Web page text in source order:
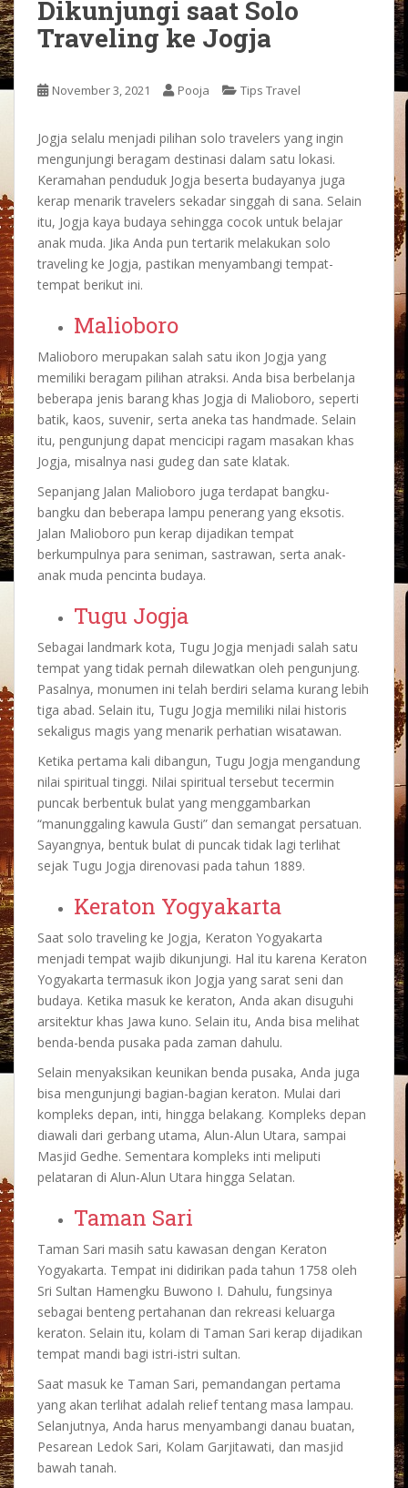
Dikunjungi saat Solo
Traveling ke Jogja
November 3, 2021 Pooja Tips Travel
Jogja selalu menjadi pilihan solo travelers yang ingin
mengunjungi beragam destinasi dalam satu lokasi.
Keramahan penduduk Jogja beserta budayanya juga
kerap menarik travelers sekadar singgah di sana. Selain
itu, Jogja kaya budaya sehingga cocok untuk belajar
anak muda. Jika Anda pun tertarik melakukan solo
traveling ke Jogja, pastikan menyambangi tempat-
tempat berikut ini.
Malioboro
Malioboro merupakan salah satu ikon Jogja yang
memiliki beragam pilihan atraksi. Anda bisa berbelanja
beberapa jenis barang khas Jogja di Malioboro, seperti
batik, kaos, suvenir, serta aneka tas handmade. Selain
itu, pengunjung dapat mencicipi ragam masakan khas
Jogja, misalnya nasi gudeg dan sate klatak.
Sepanjang Jalan Malioboro juga terdapat bangku-
bangku dan beberapa lampu penerang yang eksotis.
Jalan Malioboro pun kerap dijadikan tempat
berkumpulnya para seniman, sastrawan, serta anak-
anak muda pencinta budaya.
Tugu Jogja
Sebagai landmark kota, Tugu Jogja menjadi salah satu
tempat yang tidak pernah dilewatkan oleh pengunjung.
Pasalnya, monumen ini telah berdiri selama kurang lebih
tiga abad. Selain itu, Tugu Jogja memiliki nilai historis
sekaligus magis yang menarik perhatian wisatawan.
Ketika pertama kali dibangun, Tugu Jogja mengandung
nilai spiritual tinggi. Nilai spiritual tersebut tecermin
puncak berbentuk bulat yang menggambarkan
“manunggaling kawula Gusti” dan semangat persatuan.
Sayangnya, bentuk bulat di puncak tidak lagi terlihat
sejak Tugu Jogja direnovasi pada tahun 1889.
Keraton Yogyakarta
Saat solo traveling ke Jogja, Keraton Yogyakarta
menjadi tempat wajib dikunjungi. Hal itu karena Keraton
Yogyakarta termasuk ikon Jogja yang sarat seni dan
budaya. Ketika masuk ke keraton, Anda akan disuguhi
arsitektur khas Jawa kuno. Selain itu, Anda bisa melihat
benda-benda pusaka pada zaman dahulu.
Selain menyaksikan keunikan benda pusaka, Anda juga
bisa mengunjungi bagian-bagian keraton. Mulai dari
kompleks depan, inti, hingga belakang. Kompleks depan
diawali dari gerbang utama, Alun-Alun Utara, sampai
Masjid Gedhe. Sementara kompleks inti meliputi
pelataran di Alun-Alun Utara hingga Selatan.
Taman Sari
Taman Sari masih satu kawasan dengan Keraton
Yogyakarta. Tempat ini didirikan pada tahun 1758 oleh
Sri Sultan Hamengku Buwono I. Dahulu, fungsinya
sebagai benteng pertahanan dan rekreasi keluarga
keraton. Selain itu, kolam di Taman Sari kerap dijadikan
tempat mandi bagi istri-istri sultan.
Saat masuk ke Taman Sari, pemandangan pertama
yang akan terlihat adalah relief tentang masa lampau.
Selanjutnya, Anda harus menyambangi danau buatan,
Pesarean Ledok Sari, Kolam Garjitawati, dan masjid
bawah tanah.